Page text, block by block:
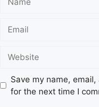
Save my name,
for the next time I